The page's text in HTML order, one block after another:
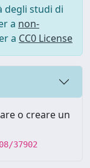
degli studi di
a non-
a CC0 License
o creare un
37902